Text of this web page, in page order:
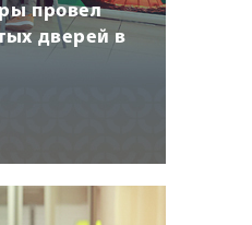
провел
дверей в